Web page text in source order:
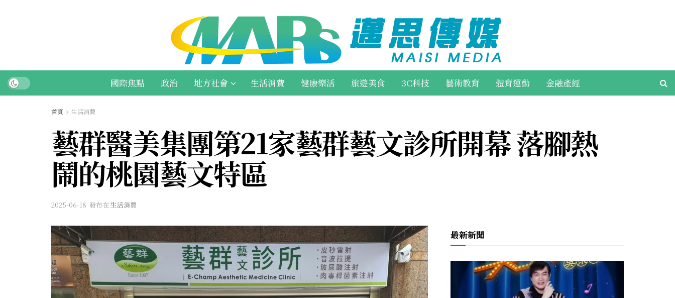
國際焦點 政治 地方社會 生活消費 健康樂活 旅遊美食 3C科技 藝術教育 體育運動 金融產經
首頁 生活消費
藝群醫美集團第21家藝群藝文診所開幕 落腳熱
鬧的桃園藝文特區
2025-06-18 發布在生活消費
最新新聞